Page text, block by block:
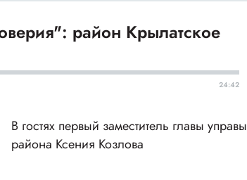
район Крылатское
24:42
В гостях первый заместитель главы управы
района Ксения Козлова